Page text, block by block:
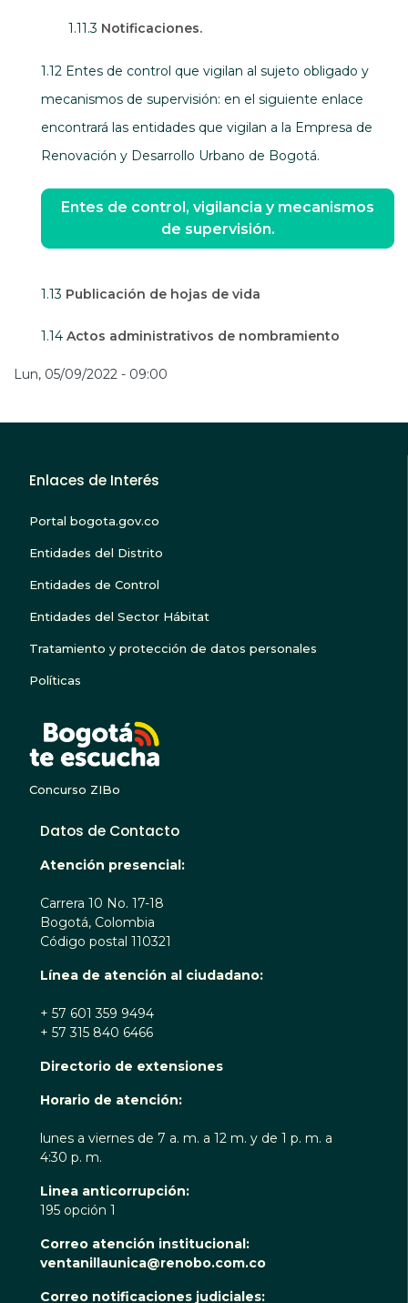
1.11.3 Notificaciones.
1.12 Entes de control que vigilan al sujeto obligado y
mecanismos de supervisión: en el siguiente enlace
encontrará las entidades que vigilan a la Empresa de
Renovación y Desarrollo Urbano de Bogotá.
Entes de control, vigilancia y mecanismos
de supervisión.
1.13 Publicación de hojas de vida
1.14 Actos administrativos de nombramiento
Lun, 05/09/2022 - 09:00
Enlaces de Interés
Portal bogota.gov.co
Entidades del Distrito
Entidades de Control
Entidades del Sector Hábitat
Tratamiento y protección de datos personales
Políticas
Concurso ZIBo
Datos de Contacto
Atención presencial:
Carrera 10 No. 17-18
Bogotá, Colombia
Código postal 110321
Línea de atención al ciudadano:
+ 57 601 359 9494
+ 57 315 840 6466
Directorio de extensiones
Horario de atención:
lunes a viernes de 7 a. m. a 12 m. y de 1 p. m. a
4:30 p. m.
Linea anticorrupción:
195 opción 1
Correo atención institucional:
ventanillaunica@renobo.com.co
Correo notificaciones judiciales: